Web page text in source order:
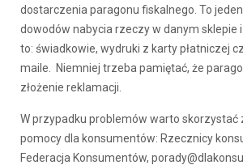
dostarczenia paragonu fiskalnego. To
dowodów nabycia rzeczy w danym sklepie
to: świadkowie, wydruki z karty płatniczej
maile. Niemniej trzeba pamiętać, że
złożenie reklamacji.
W przypadku problemów warto skorzystać
pomocy dla konsumentów: Rzecznicy
Federacja Konsumentów,